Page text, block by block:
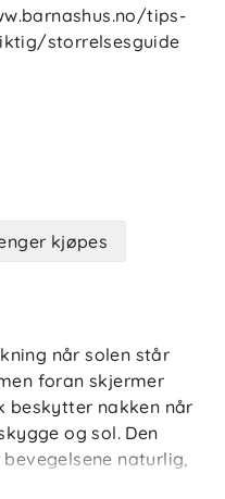
tips-
storrelsesguide
kjøpes
når solen står
foran skjermer
beskytter nakken når
og sol. Den
naturlig,
plasking i